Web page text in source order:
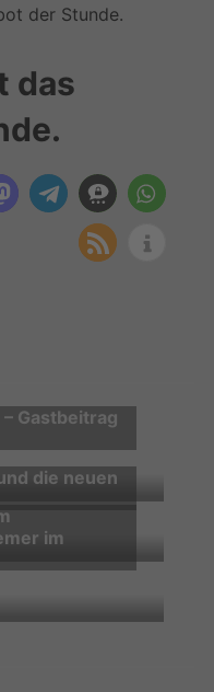
der Stunde.
das
Gastbeitrag
die neuen
im